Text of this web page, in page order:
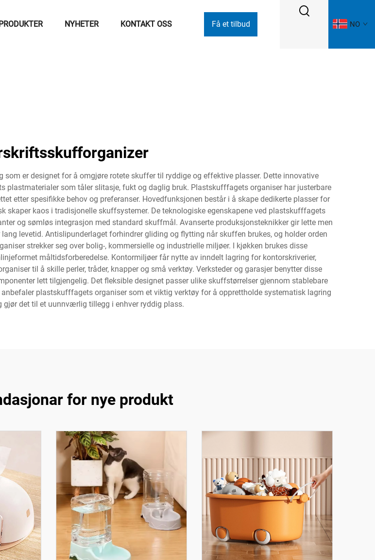
NYHETER KONTAKT OSS Få et tilbud NO
er designet for å omgjøre rotete skuffer til ryddige og effektive plasser. Dette innovative
plastmaterialer som tåler slitasje, fukt og daglig bruk. Plastskufffagets organiser har justerbare
etter spesifikke behov og preferanser. Hovedfunksjonen består i å skape dedikerte plasser for
skaper kaos i tradisjonelle skuffsystemer. De teknologiske egenskapene ved plastskufffagets
og sømløs integrasjon med standard skuffmål. Avanserte produksjonsteknikker gir lette men
levetid. Antislipunderlaget forhindrer gliding og flytting når skuffen brukes, og holder orden
strekker seg over bolig-, kommersielle og industrielle miljøer. I kjøkken brukes disse
måltidsforberedelse. Kontormiljøer får nytte av inndelt lagring for kontorskriverier,
til å skille perler, tråder, knapper og små verktøy. Verksteder og garasjer benytter disse
lett tilgjengelig. Det fleksible designet passer ulike skuffstørrelser gjennom stablebare
plastskufffagets organiser som et viktig verktøy for å opprettholde systematisk lagring
gjør det til et uunnværlig tillegg i enhver ryddig plass.
for nye produkt